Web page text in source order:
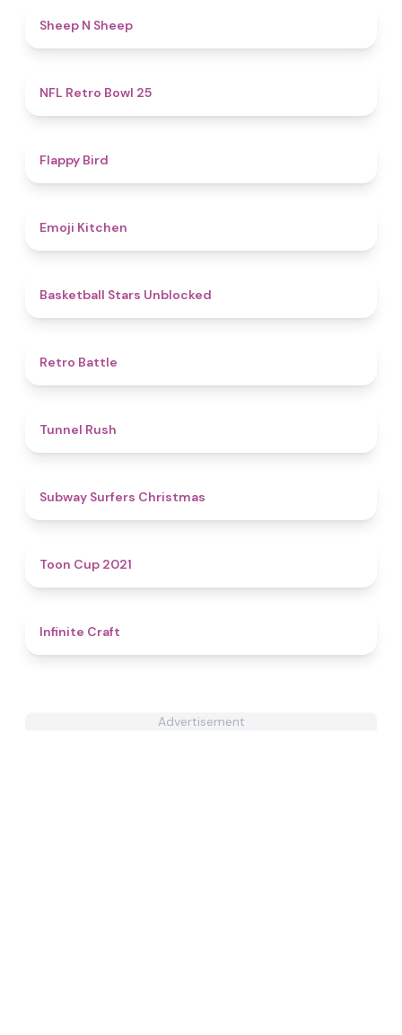
Sheep N Sheep
NFL Retro Bowl 25
Flappy Bird
Emoji Kitchen
Basketball Stars Unblocked
Retro Battle
Tunnel Rush
Subway Surfers Christmas
Toon Cup 2021
Infinite Craft
Advertisement